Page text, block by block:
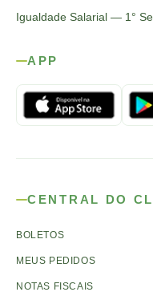
Igualdade Salarial — 1°
APP
CENTRAL DO
BOLETOS
MEUS PEDIDOS
NOTAS FISCAIS